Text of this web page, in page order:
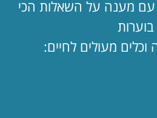
מעמד?!
עם מענה על השאלות הכי
בוערות
מעולים לחיים: